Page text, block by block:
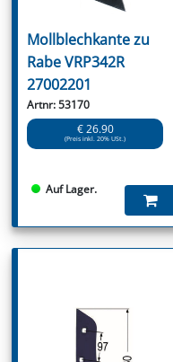
Mollblechkante zu
Rabe VRP342R
27002201
Artnr: 53170
€ 26.90
(Preis inkl. 20% USt.)
Auf Lager.